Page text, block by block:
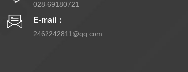
028-69180721
E-mail：
2462242811@qq.com